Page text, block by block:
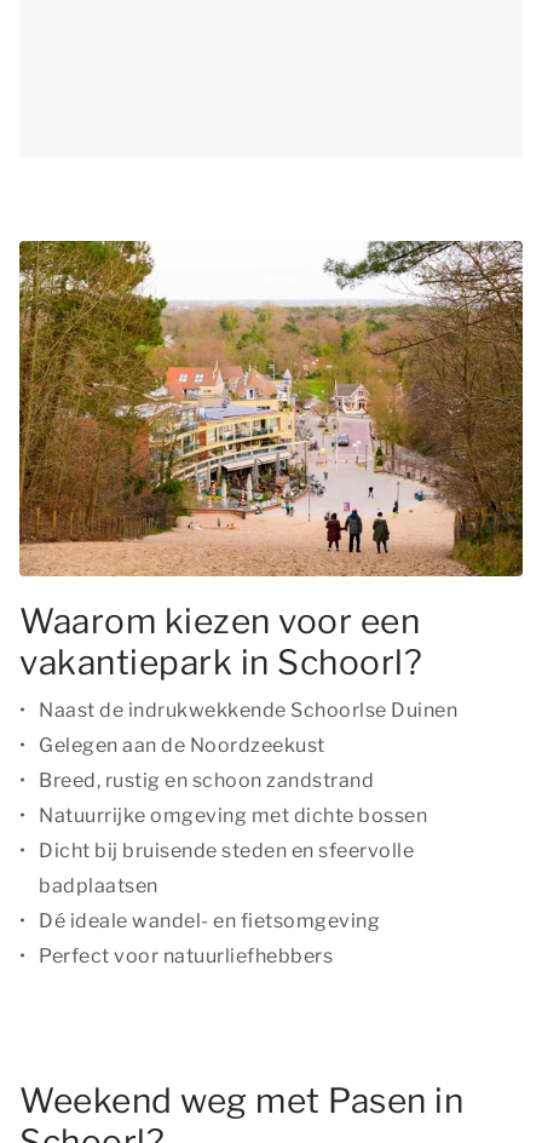
Waarom kiezen voor een
vakantiepark in Schoorl?
Naast de indrukwekkende Schoorlse Duinen
Gelegen aan de Noordzeekust
Breed, rustig en schoon zandstrand
Natuurrijke omgeving met dichte bossen
Dicht bij bruisende steden en sfeervolle
badplaatsen
Dé ideale wandel- en fietsomgeving
Perfect voor natuurliefhebbers
Weekend weg met Pasen in